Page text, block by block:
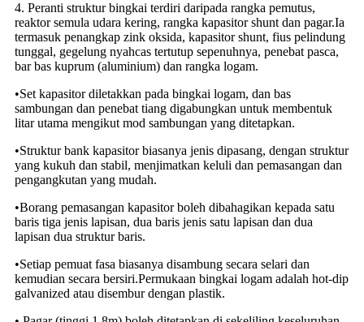
4. Peranti struktur bingkai terdiri daripada rangka pemutus,
reaktor semula udara kering, rangka kapasitor shunt dan pagar.Ia
termasuk penangkap zink oksida, kapasitor shunt, fius pelindung
tunggal, gegelung nyahcas tertutup sepenuhnya, penebat pasca,
bar bas kuprum (aluminium) dan rangka logam.
•Set kapasitor diletakkan pada bingkai logam, dan bas
sambungan dan penebat tiang digabungkan untuk membentuk
litar utama mengikut mod sambungan yang ditetapkan.
•Struktur bank kapasitor biasanya jenis dipasang, dengan struktur
yang kukuh dan stabil, menjimatkan keluli dan pemasangan dan
pengangkutan yang mudah.
•Borang pemasangan kapasitor boleh dibahagikan kepada satu
baris tiga jenis lapisan, dua baris jenis satu lapisan dan dua
lapisan dua struktur baris.
•Setiap pemuat fasa biasanya disambung secara selari dan
kemudian secara bersiri.Permukaan bingkai logam adalah hot-dip
galvanized atau disembur dengan plastik.